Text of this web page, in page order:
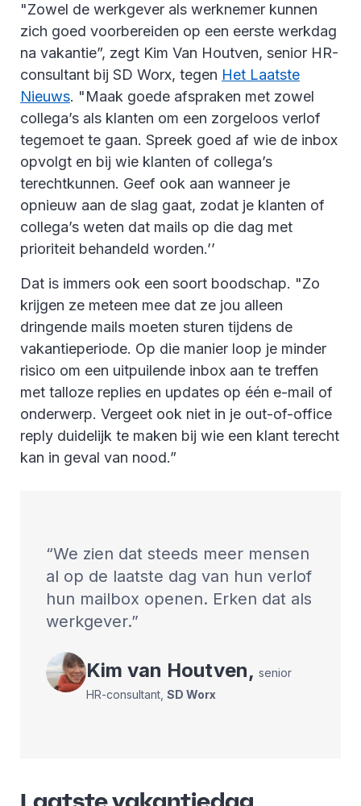
"Zowel de werkgever als werknemer kunnen
zich goed voorbereiden op een eerste werkdag
na vakantie”, zegt Kim Van Houtven, senior HR-
consultant bij SD Worx, tegen Het Laatste
Nieuws. "Maak goede afspraken met zowel
collega’s als klanten om een zorgeloos verlof
tegemoet te gaan. Spreek goed af wie de inbox
opvolgt en bij wie klanten of collega’s
terechtkunnen. Geef ook aan wanneer je
opnieuw aan de slag gaat, zodat je klanten of
collega’s weten dat mails op die dag met
prioriteit behandeld worden.’’
Dat is immers ook een soort boodschap. "Zo
krijgen ze meteen mee dat ze jou alleen
dringende mails moeten sturen tijdens de
vakantieperiode. Op die manier loop je minder
risico om een uitpuilende inbox aan te treffen
met talloze replies en updates op één e-mail of
onderwerp. Vergeet ook niet in je out-of-office
reply duidelijk te maken bij wie een klant terecht
kan in geval van nood.”
We zien dat steeds meer mensen
al op de laatste dag van hun verlof
hun mailbox openen. Erken dat als
werkgever.
Kim van Houtven,senior
HR-consultant ,SD Worx